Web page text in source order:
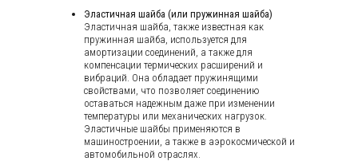
Эластичная шайба (или пружинная шайба)
Эластичная шайба, также известная как
пружинная шайба, используется для
амортизации соединений, а также для
компенсации термических расширений и
вибраций. Она обладает пружинящими
свойствами, что позволяет соединению
оставаться надежным даже при изменении
температуры или механических нагрузок.
Эластичные шайбы применяются в
машиностроении, а также в аэрокосмической и
автомобильной отраслях.